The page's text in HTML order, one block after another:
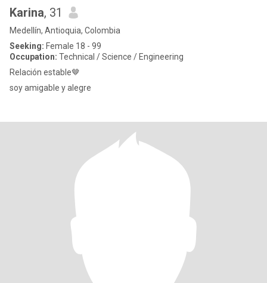
Karina, 31
Medellín, Antioquia, Colombia
Seeking: Female 18 - 99
Occupation: Technical / Science / Engineering
Relación estable🤎
soy amigable y alegre